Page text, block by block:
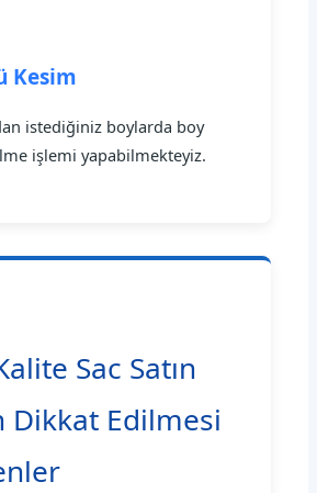
Kesim
istediğiniz boylarda boy
işlemi yapabilmekteyiz.
Sac Satın
Dikkat Edilmesi